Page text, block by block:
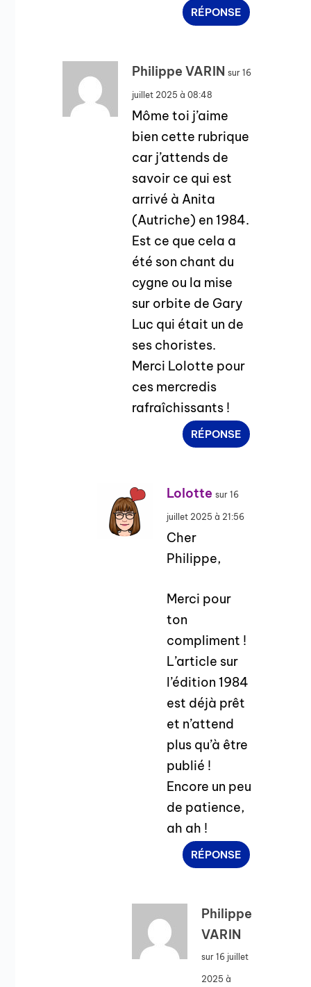
RÉPONSE
Philippe VARIN sur 16
juillet 2025 à 08:48
Môme toi j’aime
bien cette rubrique
car j’attends de
savoir ce qui est
arrivé à Anita
(Autriche) en 1984.
Est ce que cela a
été son chant du
cygne ou la mise
sur orbite de Gary
Luc qui était un de
ses choristes.
Merci Lolotte pour
ces mercredis
rafraîchissants !
RÉPONSE
Lolotte sur 16
juillet 2025 à 21:56
Cher
Philippe,
Merci pour
ton
compliment !
L’article sur
l’édition 1984
est déjà prêt
et n’attend
plus qu’à être
publié !
Encore un peu
de patience,
ah ah !
RÉPONSE
Philippe
VARIN
sur 16 juillet
2025 à